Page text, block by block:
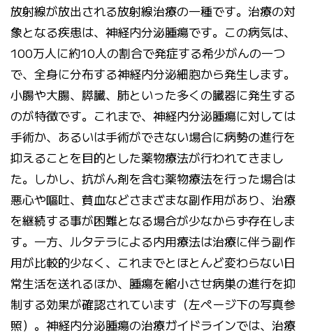
放射線が放出される放射線治療の一種です。治療の対
象となる疾患は、神経内分泌腫瘍です。この病気は、
100万人に約10人の割合で発症する希少がんの一つ
で、全身に分布する神経内分泌細胞から発生します。
小腸や大腸、膵臓、肺といった多くの臓器に発生する
のが特徴です。これまで、神経内分泌腫瘍に対しては
手術か、あるいは手術ができない場合に病勢の進行を
抑えることを目的とした薬物療法が行われてきまし
た。しかし、抗がん剤を含む薬物療法を行った場合は
悪心や嘔吐、貧血などさまざまな副作用があり、治療
を継続する事が困難となる場合が少なからず存在しま
す。一方、ルタテラによる内用療法は治療に伴う副作
用が比較的少なく、これまでとほとんど変わらない日
常生活を送れるほか、腫瘍を縮小させ病巣の進行を抑
制する効果が確認されています（左ページ下の写真参
照）。神経内分泌腫瘍の治療ガイドラインでは、治療